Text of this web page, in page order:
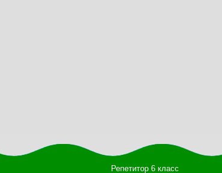
Репетитор 6 класс